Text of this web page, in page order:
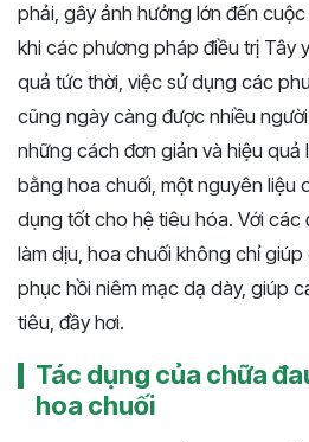
phải, gây ảnh hưởng lớn đến
khi các phương pháp điều trị Tây
quả tức thời, việc sử dụng các
cũng ngày càng được nhiều
những cách đơn giản và hiệu quả
bằng hoa chuối, một nguyên liệu
dụng tốt cho hệ tiêu hóa. Với các
làm dịu, hoa chuối không chỉ
phục hồi niêm mạc dạ dày, giúp
tiêu, đầy hơi.
Tác dụng của chữa
hoa chuối